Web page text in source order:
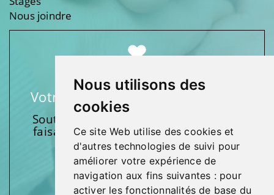
Nous utilisons des
cookies
Ce site Web utilise des cookies et
d'autres technologies de suivi pour
améliorer votre expérience de
navigation aux fins suivantes : pour
activer les fonctionnalités de base du
Nous joindre
Votre soutien fait une différence
Soutenez l’une de nos fondations en
faisant un don et en participant aux
activités.
Donnez généreusement!